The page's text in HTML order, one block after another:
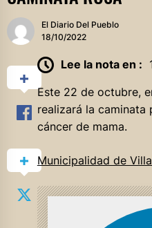
El Diario Del Pueblo
18/10/2022
Lee la nota en :
Este 22 de octubre,
realizará la caminata
cáncer de mama.
Municipalidad de